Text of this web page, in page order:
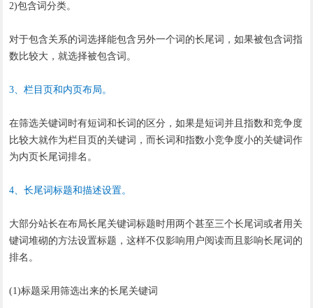
2)包含词分类。
对于包含关系的词选择能包含另外一个词的长尾词，如果被包含词指
数比较大，就选择被包含词。
3、栏目页和内页布局。
在筛选关键词时有短词和长词的区分，如果是短词并且指数和竞争度
比较大就作为栏目页的关键词，而长词和指数小竞争度小的关键词作
为内页长尾词排名。
4、长尾词标题和描述设置。
大部分站长在布局长尾关键词标题时用两个甚至三个长尾词或者用关
键词堆砌的方法设置标题，这样不仅影响用户阅读而且影响长尾词的
排名。
(1)标题采用筛选出来的长尾关键词